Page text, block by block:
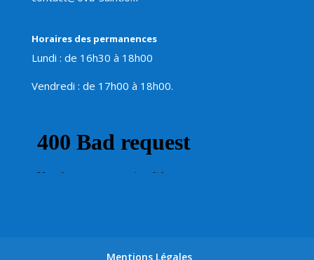
Horaires des permanences
Lundi : de 16h30 à 18h00
Vendredi : de 17h00 à 18h00.
Mentions Légales